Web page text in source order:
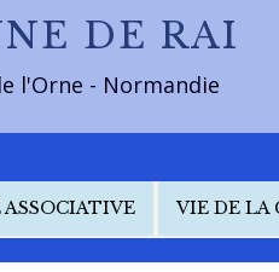
DE RAI
l'Orne - Normandie
ASSOCIATIVE VIE DE LA